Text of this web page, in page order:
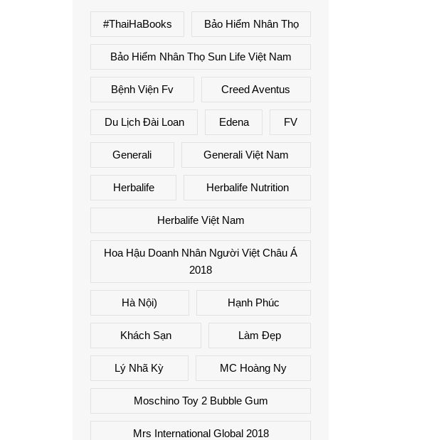
#ThaiHaBooks Bảo Hiểm Nhân Thọ
Bảo Hiểm Nhân Thọ Sun Life Việt Nam
Bệnh Viện Fv Creed Aventus
Du Lịch Đài Loan Edena FV
Generali Generali Việt Nam
Herbalife Herbalife Nutrition
Herbalife Việt Nam
Hoa Hậu Doanh Nhân Người Việt Châu Á
2018
Hà Nội) Hạnh Phúc
Khách Sạn Làm Đẹp
Lý Nhã Kỳ MC Hoàng Ny
Moschino Toy 2 Bubble Gum
Mrs International Global 2018